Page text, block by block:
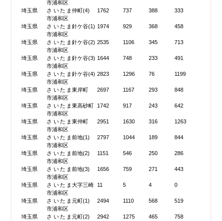
市浦和区
埼玉県
さいたま
市浦和区
仲町(4) 1762 737 388 333
埼玉県
さいたま
市浦和区
針ケ谷(1) 1974 929 368 458
埼玉県
さいたま
市浦和区
針ケ谷(2) 2535 1106 345 713
埼玉県
さいたま
市浦和区
針ケ谷(3) 1644 748 233 491
埼玉県
さいたま
市浦和区
針ケ谷(4) 2823 1296 76 1199
埼玉県
さいたま
市浦和区
東岸町 2697 1167 293 848
埼玉県
さいたま
市浦和区
東高砂町 1742 917 243 642
埼玉県
さいたま
市浦和区
東仲町 2951 1630 316 1263
埼玉県
さいたま
市浦和区
前地(1) 2797 1044 189 844
埼玉県
さいたま
市浦和区
前地(2) 1151 546 250 286
埼玉県
さいたま
市浦和区
前地(3) 1656 759 271 443
埼玉県
さいたま
市浦和区
大字三崎 11 5 4 0
埼玉県
さいたま
市浦和区
元町(1) 2494 1110 568 519
埼玉県
さいたま元町(2) 2942 1275 465 758